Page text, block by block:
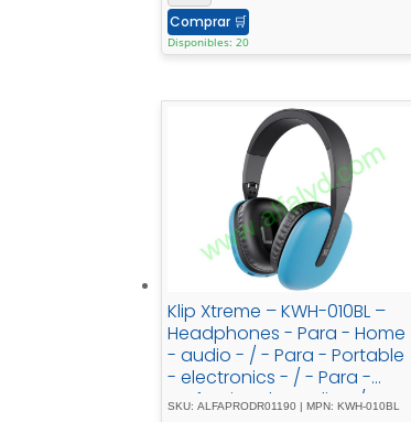
Comprar 🛒
Disponibles: 20
Klip Xtreme – KWH-010BL –
Headphones - Para - Home
- audio - / - Para - Portable
- electronics - / - Para -
Professional - audio - / -
SKU: ALFAPRODR01190 | MPN: KWH-010BL